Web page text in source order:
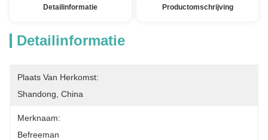
Detailinformatie Productomschrijving
Detailinformatie
Plaats Van Herkomst:
Shandong, China
Merknaam:
Befreeman